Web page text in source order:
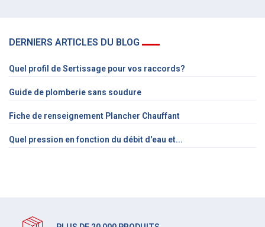
DERNIERS ARTICLES DU BLOG
Quel profil de Sertissage pour vos raccords?
Guide de plomberie sans soudure
Fiche de renseignement Plancher Chauffant
Quel pression en fonction du débit d'eau et...